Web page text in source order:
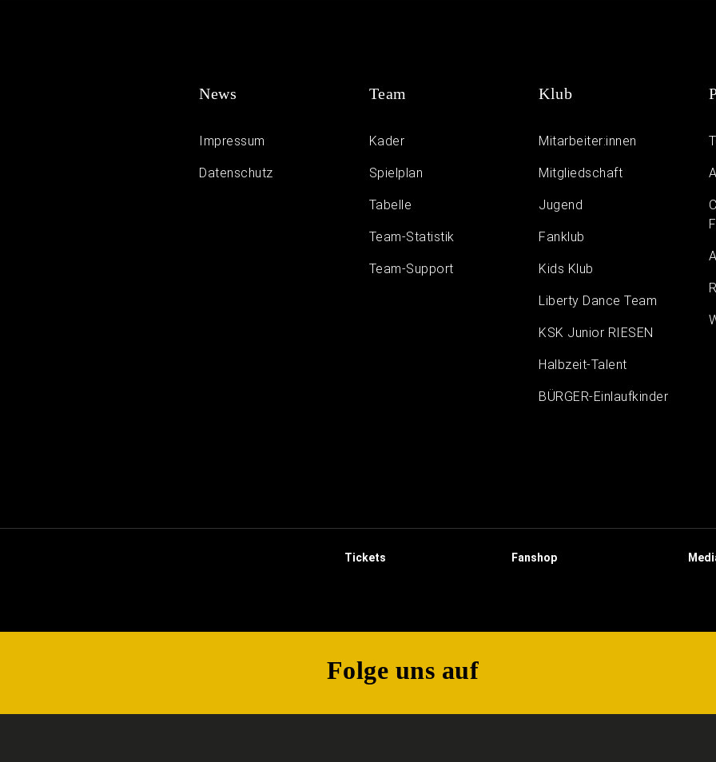
News
Impressum
Daten­schutz
Team
Kader
Spielplan
Tabelle
Team-Statistik
Team-Support
Klub
Mitarbeiter:innen
Mitgliedschaft
Jugend
Fanklub
Kids Klub
Liberty Dance Team
KSK Junior RIESEN
Halbzeit-Talent
BÜRGER-Einlaufkinder
Tickets Fanshop
Folge uns auf